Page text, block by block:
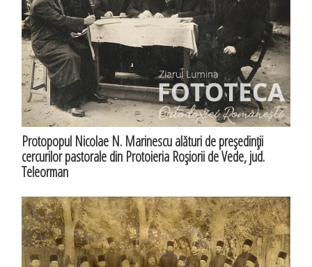
Protopopul Nicolae N. Marinescu alături de preşedinţii
cercurilor pastorale din Protoieria Roşiorii de Vede, jud.
Teleorman